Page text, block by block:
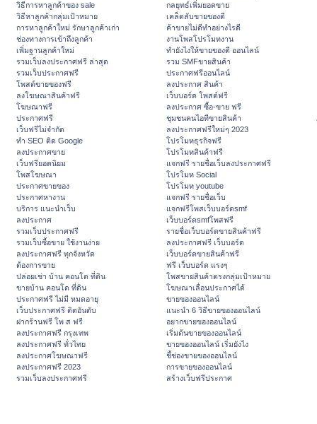
วิธีการหาลูกค้าของ sale
วิธีหาลูกค้ากลุ่มเป้าหมาย
การหาลูกค้าใหม่ รักษาลูกค้าเก่า
ช่องทางการเข้าถึงลูกค้า
เพิ่มฐานลูกค้าใหม่
รวมเว็บลงประกาศฟรี ล่าสุด
รวมเว็บประกาศฟรี
โพสต์ขายของฟรี
ลงโฆษณาสินค้าฟรี
โฆษณาฟรี
ประกาศฟรี
เว็บฟรีไม่จำกัด
ทำ SEO ติด Google
ลงประกาศขาย
เว็บฟรียอดนิยม
โพสโฆษณา
ประกาศขายของ
ประกาศหางาน
บริการ แนะนำเว็บ
ลงประกาศ
รวมเว็บประกาศฟรี
รวมเว็บซื้อขาย ใช้งานง่าย
ลงประกาศฟรี ทุกจังหวัด
ต้องการขาย
ปล่อยเช่า บ้าน คอนโด ที่ดิน
ขายบ้าน คอนโด ที่ดิน
ประกาศฟรี ไม่มี หมดอายุ
เว็บประกาศฟรี ติดอันดับ
ฝากร้านฟรี โพ ส ฟรี
ลงประกาศฟรี กรุงเทพ
ลงประกาศฟรี ทั่วไทย
ลงประกาศโฆษณาฟรี
ลงประกาศฟรี 2023
รวมเว็บลงประกาศฟรี
กลยุทธ์เพิ่มยอดขาย
เคล็ดลับขายของดี
ค้าขายไม่ดีทำอย่างไรดี
งานโพสโปรโมทงาน
ทํายังไงให้ขายของดี ออนไลน์
รวม SMFขายสินค้า
ประกาศฟรีออนไลน์
ลงประกาศ สินค้า
เว็บบอร์ด โพสต์ฟรี
ลงประกาศ ซื้อ-ขาย ฟรี
ชุมชนคนไอทีขายสินค้า
ลงประกาศฟรีใหม่ๆ 2023
โปรโมทธุรกิจฟรี
โปรโมทสินค้าฟรี
แจกฟรี รายชื่อเว็บลงประกาศฟรี
โปรโมท Social
โปรโมท youtube
แจกฟรี รายชื่อเว็บ
แจกฟรีโพสเว็บบอร์ดsmf
เว็บบอร์ดsmfโพสฟรี
รายชื่อเว็บบอร์ดขายสินค้าฟรี
ลงประกาศฟรี เว็บบอร์ด
เว็บบอร์ดขายสินค้าฟรี
ฟรี เว็บบอร์ด แรงๆ
โพสขายสินค้าตรงกลุ่มเป้าหมาย
โฆษณาเลื่อนประกาศได้
ขายของออนไลน์
แนะนำ 6 วิธีขายของออนไลน์
อยากขายของออนไลน์
เริ่มต้นขายของออนไลน์
ขายของออนไลน์ เริ่มยังไง
ชี้ช่องขายของออนไลน์
การขายของออนไลน์
สร้างเว็บฟรีประกาศ